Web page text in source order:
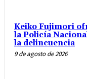
Keiko Fujimori
la Policía
la delincuencia
9 de agosto de 2026